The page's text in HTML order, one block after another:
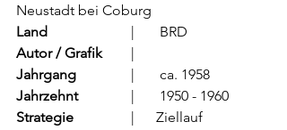
Neustadt bei Coburg
Land
			  |	BRD
Autor / Grafik
Jahrgang
		  |	ca. 1958
Jahrzehnt
		  |	1950 - 1960
Strategie
		  |      Ziellauf